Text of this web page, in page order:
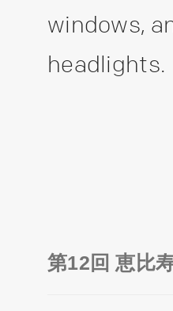
windows,
headlights.
第12回 恵比